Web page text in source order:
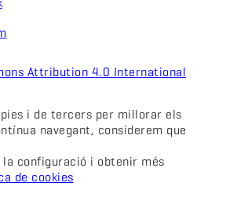
Attribution 4.0 International
i de tercers per millorar els
navegant, considerem que
la configuració i obtenir més
de cookies